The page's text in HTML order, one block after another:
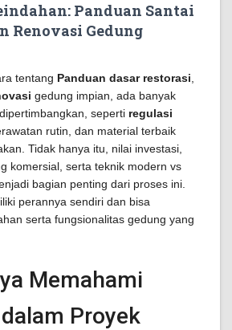
Panduan Santai
Renovasi Gedung
tentang Panduan dasar restorasi
gedung impian, ada banyak
seperti regulasi
rutin, dan material terbaik
Tidak hanya itu, nilai investasi,
komersial, serta teknik modern vs
bagian penting dari proses ini.
perannya sendiri dan bisa
serta fungsionalitas gedung yang
Memahami
Proyek